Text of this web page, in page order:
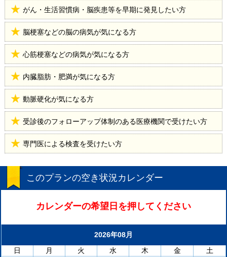
がん・生活習慣病・脳疾患等を早期に発見したい方
脳梗塞などの脳の病気が気になる方
心筋梗塞などの病気が気になる方
内臓脂肪・肥満が気になる方
動脈硬化が気になる方
受診後のフォローアップ体制のある医療機関で受けたい方
専門医による検査を受けたい方
このプランの空き状況カレンダー
カレンダーの希望日を押してください
2026年08月
日
月 火 水 木 金
土